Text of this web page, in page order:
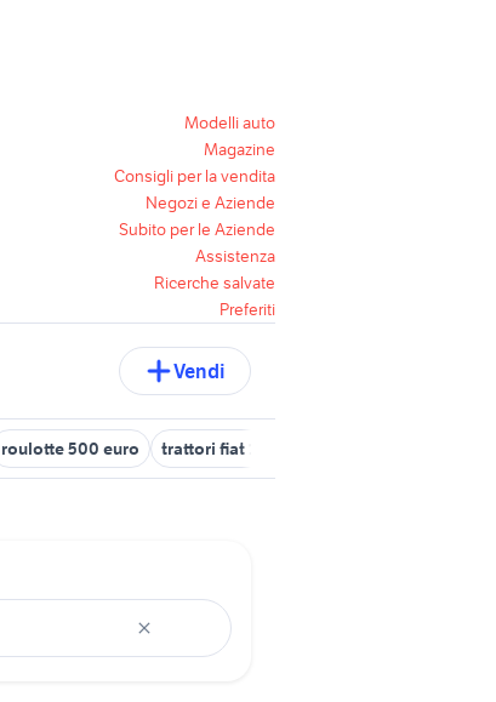
Modelli auto
Magazine
Consigli per la vendita
Negozi e Aziende
Subito per le Aziende
Assistenza
Ricerche salvate
Preferiti
Vendi
roulotte 500 euro trattori fiat 1300